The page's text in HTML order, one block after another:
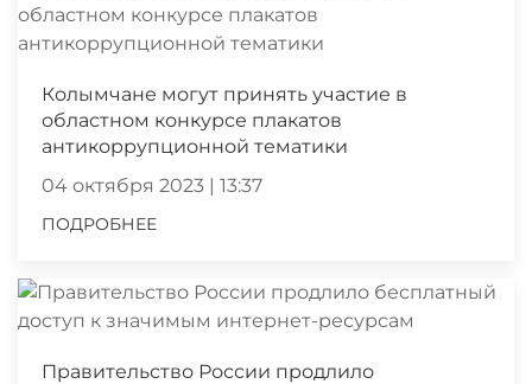
Колымчане могут принять участие в
областном конкурсе плакатов
антикоррупционной тематики
04 октября 2023 | 13:37
ПОДРОБНЕЕ
Правительство России продлило